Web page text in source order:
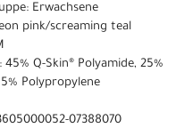
Erwachsene
pink/screaming teal
45% Q-Skin® Polyamide, 25%
Polypropylene
07388070